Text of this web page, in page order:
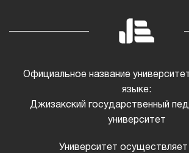
Официальное название
языке:
Джизакский государственный
университет
Университет